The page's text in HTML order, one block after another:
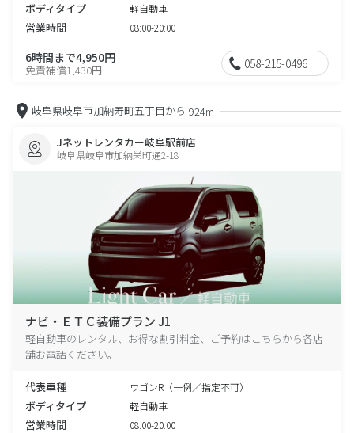
ボディタイプ 軽自動車
営業時間 08:00-20:00
6時間まで4,950円
免責補償1,430円 058-215-0496
岐阜県岐阜市加納寿町五丁目から 924m
Jネットレンタカー岐阜駅前店
岐阜県岐阜市加納栄町通2-18
ナビ・ＥＴＣ装備プラン J1
軽自動車のレンタル、お得な割引料金、ご予約はこちらから各店
舗お電話ください。
代表車種 ワゴンR（一例／指定不可）
ボディタイプ 軽自動車
営業時間 08:00-20:00